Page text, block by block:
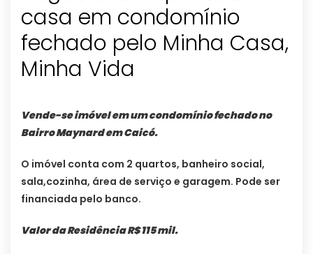
casa em condomínio
fechado pelo Minha Casa,
Minha Vida
Vende-se imóvel em um condomínio fechado no
Bairro Maynard em Caicó.
O imóvel conta com 2 quartos, banheiro social,
sala,cozinha, área de serviço e garagem. Pode ser
financiada pelo banco.
Valor da Residência R$ 115 mil.